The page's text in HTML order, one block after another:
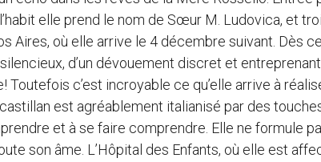
elle prend le nom de Sœur M. Ludovica, et
Aires, où elle arrive le 4 décembre suivant. Dès ce
d’un dévouement discret et entreprenant.
c’est incroyable ce qu’elle arrive à
est agréablement italianisé par des
et à se faire comprendre. Elle ne formule
son âme. L’Hôpital des Enfants, où elle est